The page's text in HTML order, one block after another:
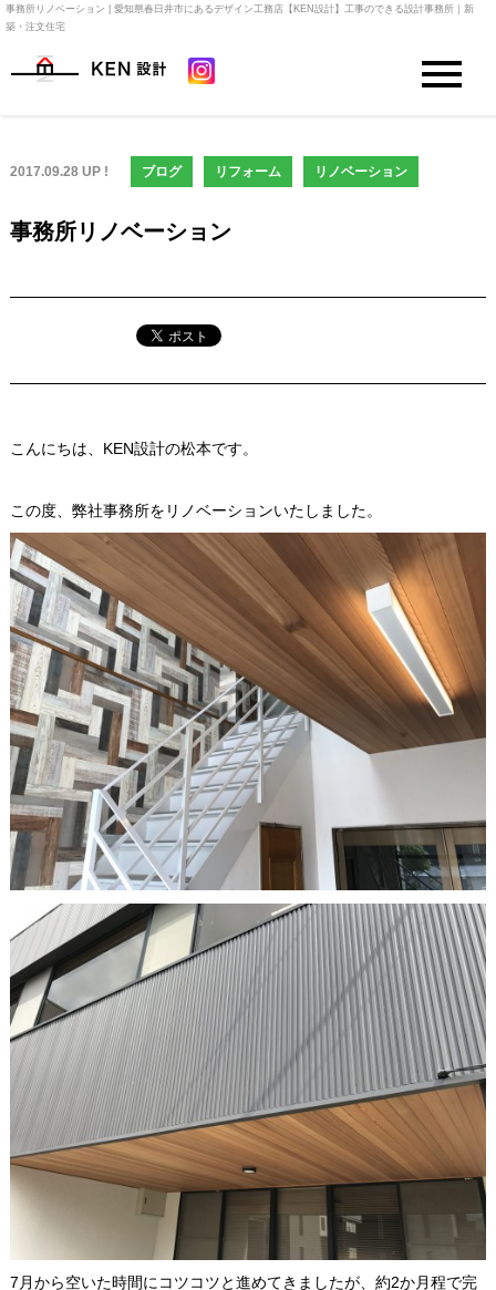
事務所リノベーション | 愛知県春日井市にあるデザイン工務店【KEN設計】工事のできる設計事務所｜新
築・注文住宅
2017.09.28 UP ! ブログ リフォーム リノベーション
事務所リノベーション
こんにちは、KEN設計の松本です。
この度、弊社事務所をリノベーションいたしました。
7月から空いた時間にコツコツと進めてきましたが、約2か月程で完